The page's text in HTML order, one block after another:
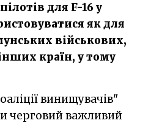
для F-16 у
як для
військових,
країн, у тому
черговий важливий